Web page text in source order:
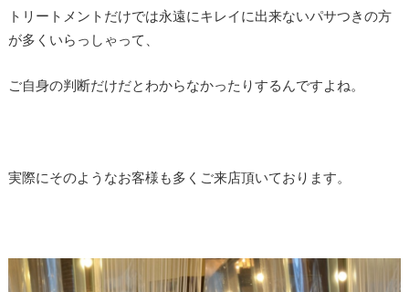
トリートメントだけでは永遠にキレイに出来ないパサつきの方
が多くいらっしゃって、
ご自身の判断だけだとわからなかったりするんですよね。
実際にそのようなお客様も多くご来店頂いております。